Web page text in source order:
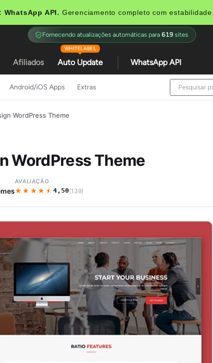
WhatsApp API. Gerenciamento completo com estabilidade.
Afiliados Auto Update
WHITELABEL
WhatsApp API
Fornecendo atualizações automáticas para 619 sites
Android/iOS Apps Extras
WordPress Theme
WordPress Theme
AVALIAÇÃO
★★★★★
★★★★★4,50(139)